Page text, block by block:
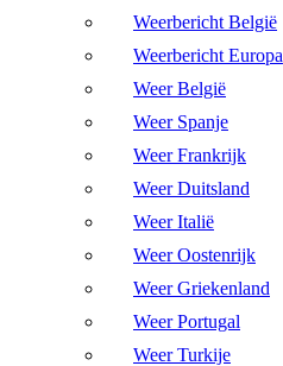
Weerbericht België
Weerbericht Europa
Weer België
Weer Spanje
Weer Frankrijk
Weer Duitsland
Weer Italië
Weer Oostenrijk
Weer Griekenland
Weer Portugal
Weer Turkije